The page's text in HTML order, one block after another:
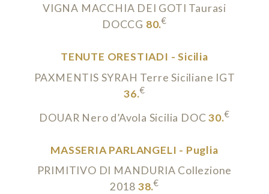
VIGNA MACCHIA DEI GOTI Taurasi
DOCCG 80.€
TENUTE ORESTIADI - Sicilia
PAXMENTIS SYRAH Terre Siciliane IGT
36.€
DOUAR Nero d’Avola Sicilia DOC30.€
MASSERIA PARLANGELI - Puglia
PRIMITIVO DI MANDURIA Collezione
2018 38.€